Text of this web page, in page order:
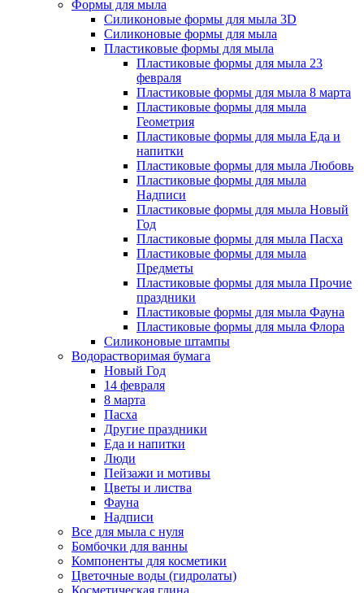
Формы для мыла
Силиконовые формы для мыла 3D
Силиконовые формы для мыла
Пластиковые формы для мыла
Пластиковые формы для мыла 23
февраля
Пластиковые формы для мыла 8 марта
Пластиковые формы для мыла
Геометрия
Пластиковые формы для мыла Еда и
напитки
Пластиковые формы для мыла Любовь
Пластиковые формы для мыла
Надписи
Пластиковые формы для мыла Новый
Год
Пластиковые формы для мыла Пасха
Пластиковые формы для мыла
Предметы
Пластиковые формы для мыла Прочие
праздники
Пластиковые формы для мыла Фауна
Пластиковые формы для мыла Флора
Силиконовые штампы
Водорастворимая бумага
Новый Год
14 февраля
8 марта
Пасха
Другие праздники
Еда и напитки
Люди
Пейзажи и мотивы
Цветы и листва
Фауна
Надписи
Все для мыла с нуля
Бомбочки для ванны
Компоненты для косметики
Цветочные воды (гидролаты)
Косметическая глина